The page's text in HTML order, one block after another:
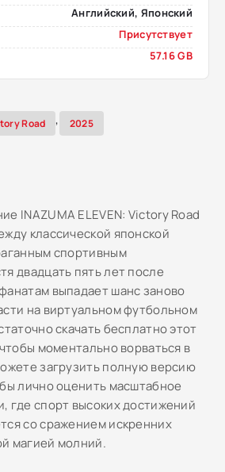
Английский, Японский
Присутствует
57.16 GB
Road , 2025
INAZUMA ELEVEN: Victory Road
классической японской
спортивным
двадцать пять лет после
выпадает шанс заново
на виртуальном футбольном
скачать бесплатно этот
моментально ворваться в
загрузить полную версию
лично оценить масштабное
где спорт высоких достижений
со сражением искренних
магией молний.